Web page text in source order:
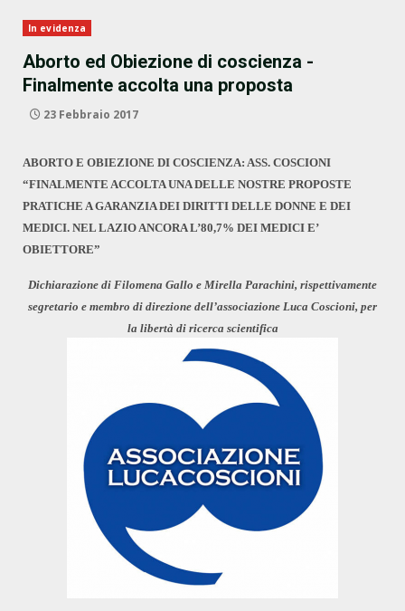
In evidenza
Aborto ed Obiezione di coscienza -
Finalmente accolta una proposta
23 Febbraio 2017
ABORTO E OBIEZIONE DI COSCIENZA: ASS. COSCIONI
“FINALMENTE ACCOLTA UNA DELLE NOSTRE PROPOSTE
PRATICHE A GARANZIA DEI DIRITTI DELLE DONNE E DEI
MEDICI. NEL LAZIO ANCORA L’80,7% DEI MEDICI E’
OBIETTORE”
Dichiarazione di Filomena Gallo e Mirella Parachini, rispettivamente
segretario e membro di direzione dell’associazione Luca Coscioni, per
la libertà di ricerca scientifica